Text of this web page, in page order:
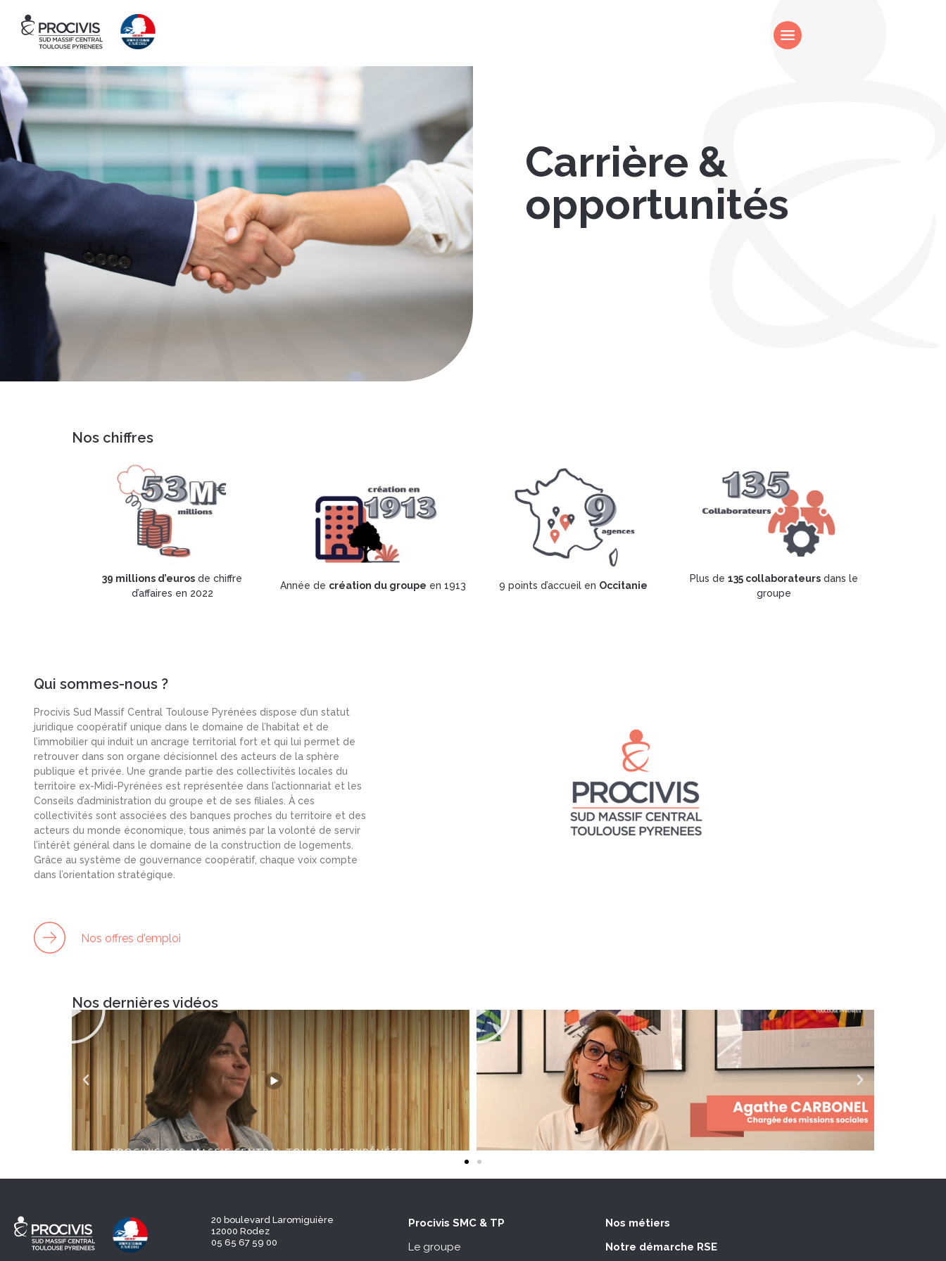
Carrière &
opportunités
Nos chiffres
39 millions d’euros de chiffre
d’affaires en 2022
Année de création du groupe en 1913 9 points d’accueil en Occitanie
Plus de 135 collaborateurs dans le
groupe
Qui sommes-nous ?
Procivis Sud Massif Central Toulouse Pyrénées dispose d’un statut
juridique coopératif unique dans le domaine de l’habitat et de
l’immobilier qui induit un ancrage territorial fort et qui lui permet de
retrouver dans son organe décisionnel des acteurs de la sphère
publique et privée. Une grande partie des collectivités locales du
territoire ex-Midi-Pyrénées est représentée dans l’actionnariat et les
Conseils d’administration du groupe et de ses filiales. À ces
collectivités sont associées des banques proches du territoire et des
acteurs du monde économique, tous animés par la volonté de servir
l’intérêt général dans le domaine de la construction de logements.
Grâce au système de gouvernance coopératif, chaque voix compte
dans l’orientation stratégique.
Nos offres d'emploi
Nos dernières vidéos
20 boulevard Laromiguière
12000 Rodez
05 65 67 59 00
Procivis SMC & TP
Le groupe
Nos métiers
Notre démarche RSE